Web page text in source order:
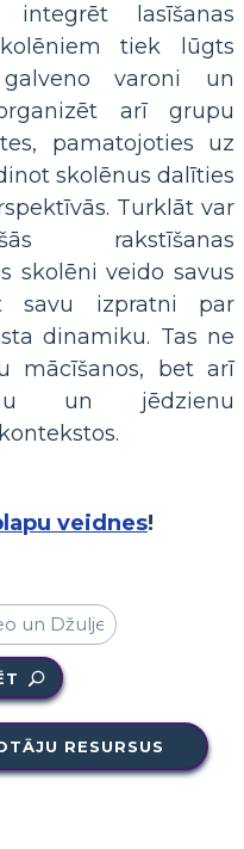
lasīšanas
tiek lūgts
varoni un
arī grupu
pamatojoties uz
skolēnus dalīties
Turklāt var
rakstīšanas
skolēni veido savus
savu izpratni par
dinamiku. Tas ne
mācīšanos, bet arī
un jēdzienu
veidnes!
RESURSUS